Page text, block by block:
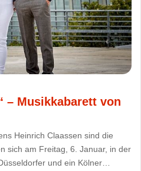
– Musikkabarett von
Heinrich Claassen sind die
sich am Freitag, 6. Januar, in der
und ein Kölner…